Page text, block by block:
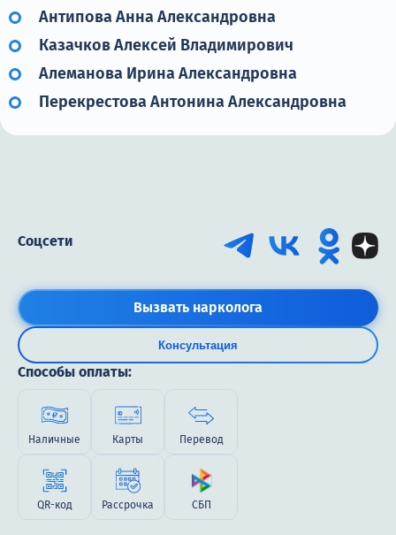
Антипова Анна Александровна
Казачков Алексей Владимирович
Алеманова Ирина Александровна
Перекрестова Антонина Александровна
Соцсети
Вызвать нарколога
Консультация
Способы оплаты:
Наличные Карты Перевод
QR-код Рассрочка СБП